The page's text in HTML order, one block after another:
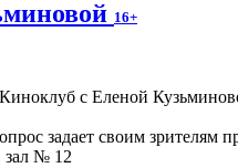
16+
Киноклуб с Еленой
задает своим
зал № 12